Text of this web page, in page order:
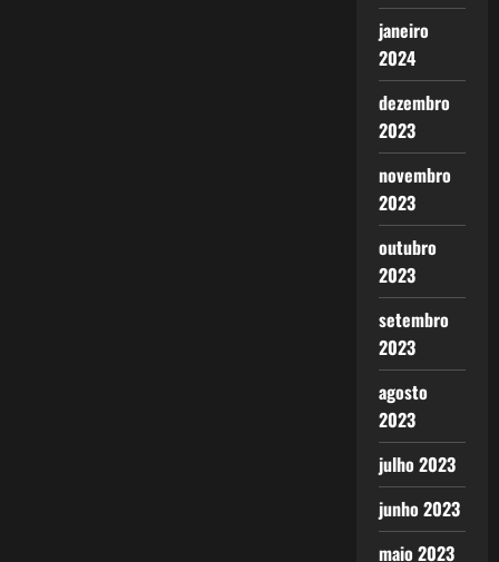
janeiro
2024
dezembro
2023
novembro
2023
outubro
2023
setembro
2023
agosto
2023
julho 2023
junho 2023
maio 2023